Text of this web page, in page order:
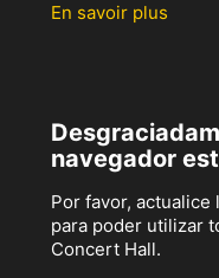
En savoir plus
navegador
Por favor,
para poder utilizar
Concert Hall.